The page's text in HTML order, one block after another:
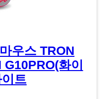
우스 TRON
화이
트